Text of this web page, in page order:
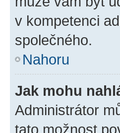
v kompetenci
společného.
Nahoru
Jak mohu
Administrátor
tato možnost